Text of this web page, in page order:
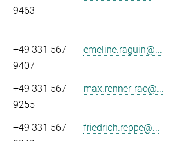
9463
+49 331 567-
9407
emeline.raguin@...
+49 331 567-
9255
max.renner-rao@...
+49 331 567-
friedrich.reppe@...